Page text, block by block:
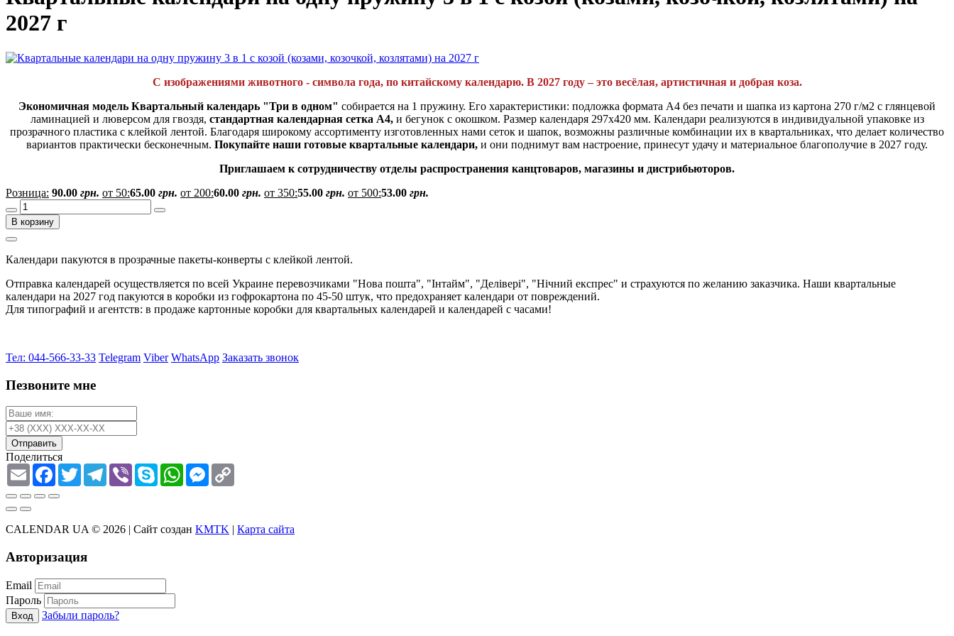
2027 г
С изображениями животного - символа года, по китайскому календарю. В 2027 году –это весёлая, артистичная и добрая коза.
Экономичная модель Квартальный календарь "Три в одном" собирается на 1 пружину. Его характеристики: подложка формата А4 без печати и шапка из картона 270 г/м2 с глянцевой
ламинацией и люверсом для гвоздя, стандартная календарная сетка А4, и бегунок с окошком. Размер календаря 297х420 мм. Календари реализуются в индивидуальной упаковке из
прозрачного пластика с клейкой лентой. Благодаря широкому ассортименту изготовленных нами сеток и шапок, возможны различные комбинации их в квартальниках, что делает количество
вариантов практически бесконечным. Покупайте наши готовые квартальные календари, и они поднимут вам настроение, принесут удачу и материальное благополучие в 2027 году.
Приглашаем к сотрудничеству отделы распространения канцтоваров, магазины и дистрибьюторов.
Розница: 90.00 грн. от 50:65.00 грн. от 200:60.00 грн. от 350:55.00 грн. от 500:53.00 грн.
В корзину
Календари пакуются в прозрачные пакеты-конверты с клейкой лентой.
Отправка календарей осуществляется по всей Украине перевозчиками "Нова пошта", "Інтайм", "Делівері", "Нічний експрес" и страхуются по желанию заказчика. Наши квартальные
календари на 2027 год пакуются в коробки из гофрокартона по 45-50 штук, что предохраняет календари от повреждений.
Для типографий и агентств: в продаже картонные коробки для квартальных календарей и календарей с часами!
Тел: 044-566-33-33 Telegram Viber WhatsApp Заказать звонок
Пезвоните мне
Отправить
Поделиться
Email Facebook
TwitterTelegram
Viber Skype WhatsAppMessenger
CALENDAR UA © 2026 | Сайт создан KMTK | Карта сайта
Авторизация
Email
Пароль
Вход Забыли пароль?